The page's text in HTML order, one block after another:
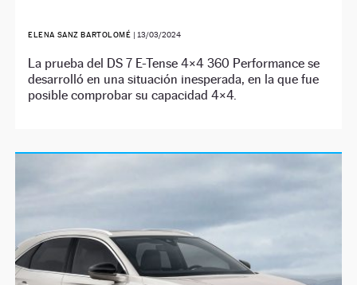
ELENA SANZ BARTOLOMÉ | 13/03/2024
La prueba del DS 7 E-Tense 4×4 360 Performance se
desarrolló en una situación inesperada, en la que fue
posible comprobar su capacidad 4×4.